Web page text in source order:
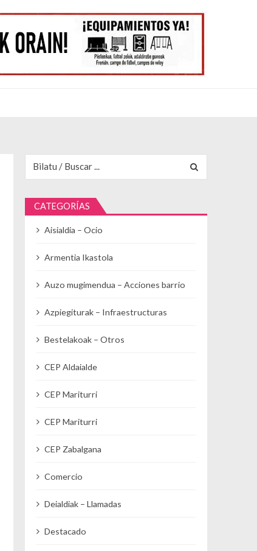
CATEGORÍAS
Aisialdia – Ocio
Armentia Ikastola
Auzo mugimendua – Acciones barrio
Azpiegiturak – Infraestructuras
Bestelakoak – Otros
CEP Aldaialde
CEP Mariturri
CEP Mariturri
CEP Zabalgana
Comercio
Deialdiak – Llamadas
Destacado